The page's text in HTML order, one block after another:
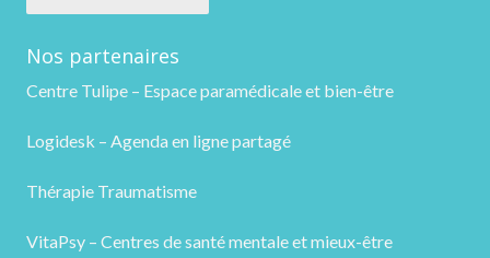
Nos partenaires
Centre Tulipe – Espace paramédicale et bien-être
Logidesk – Agenda en ligne partagé
Thérapie Traumatisme
VitaPsy – Centres de santé mentale et mieux-être